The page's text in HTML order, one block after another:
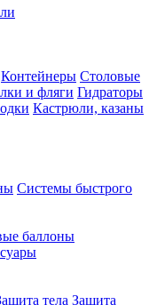
Контейнеры Столовые
и фляги Гидраторы
Кастрюли, казаны
Системы быстрого
баллоны
тела Защита